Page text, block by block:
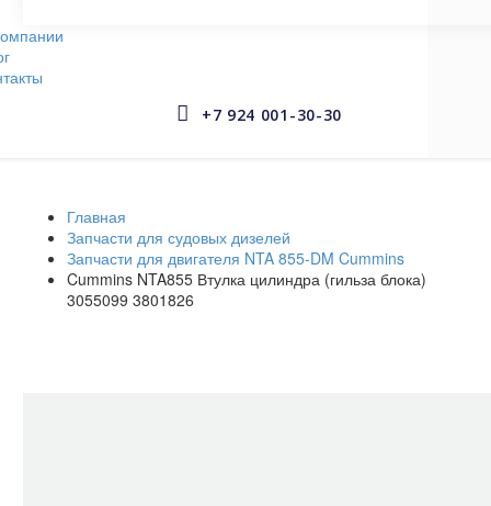

 +7 924 001-30-30
Главная
Запчасти для судовых дизелей
Запчасти для двигателя NTA 855-DM Cummins
Cummins NTA855 Втулка цилиндра (гильза блока)
3055099 3801826